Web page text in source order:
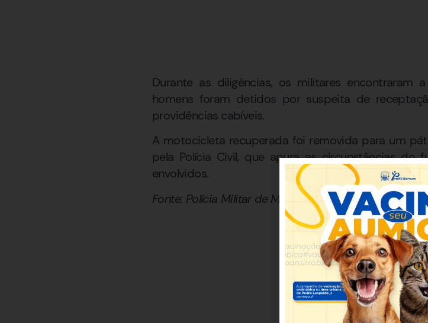
Durante as diligências, os militares encontraram
homens foram detidos por suspeita de
providências cabíveis.
A motocicleta recuperada foi removida para um
pela Polícia Civil, que apura as circunstâncias
envolvidos.
Fonte: Polícia Militar de Minas Gerais